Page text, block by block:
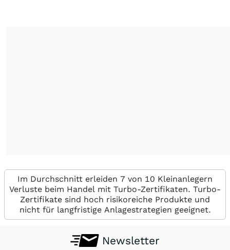
Im Durchschnitt erleiden 7 von 10 Kleinanlegern
Verluste beim Handel mit Turbo-Zertifikaten. Turbo-
Zertifikate sind hoch risikoreiche Produkte und
nicht für langfristige Anlagestrategien geeignet.
Newsletter